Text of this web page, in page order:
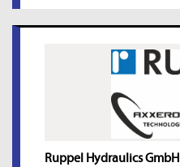
Ruppel Hydraulics GmbH